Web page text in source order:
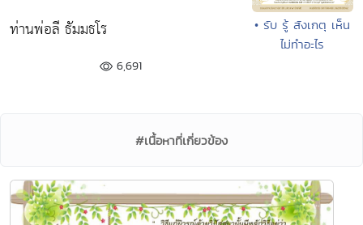
ท่านพ่อลี ธัมมธโร
6,691
• รับ รู้ สังเกตุ เห็น
ไม่ทำอะไร
#เนื้อหาที่เกี่ยวข้อง